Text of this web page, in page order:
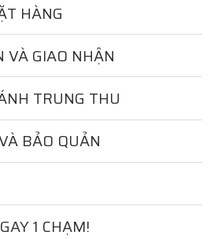
HÀNG
VÀ GIAO NHẬN
TRUNG THU
BẢO QUẢN
1 CHẠM!